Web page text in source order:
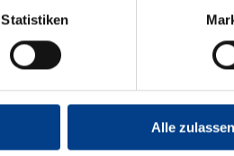
Statistiken
Alle zulassen